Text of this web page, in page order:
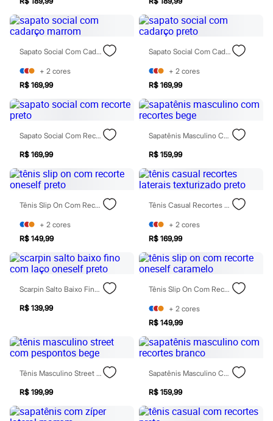
Óculos
Relógios
Calçados
Chinelos
Sandálias
Sapatilhas
Tênis
Marcas
City
Clock House
Mindset
Sawary
Yessica
Moda esportiva
Acessórios
Calçados
Shorts e Bermudas
Tops
Moda íntima
Calcinhas
Cintas e Modeladores
Meias
Pijamas
Sutiãs e Tops
Moda praia
Maiôs
Saídas de praia
Personagens
Plus size
Calças
Casacos e Jaquetas
Jeans
Sapato Social Com Cadarço Marrom
+ 2 cores
R$ 169,99
Sapato Social Com Cadarço Preto
+ 2 cores
R$ 169,99
Sapato Social Com Recorte Preto
R$ 169,99
Sapatênis Masculino Com Recortes Bege
R$ 159,99
Tênis Slip On Com Recorte Oneself Preto
+ 2 cores
R$ 149,99
Tênis Casual Recortes Laterais Texturizado Preto
+ 2 cores
R$ 169,99
Scarpin Salto Baixo Fino Com Laço Oneself Preto
R$ 139,99
Tênis Slip On Com Recorte Oneself Caramelo
+ 2 cores
R$ 149,99
Tênis Masculino Street Com Pespontos Bege
R$ 199,99
Sapatênis Masculino Com Recortes Branco
R$ 159,99